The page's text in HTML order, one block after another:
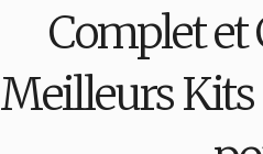
Complet et
Meilleurs Kits